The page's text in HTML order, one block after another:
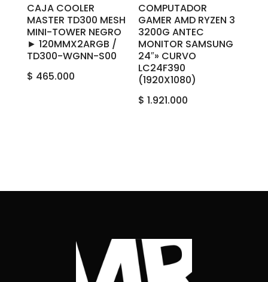
CAJA COOLER
MASTER TD300 ‎MESH
MINI-TOWER NEGRO
‎►‎ 120MM‎X‎2‎ARGB /‎
‎TD300-WGNN-S00
$ 465.000
COMPUTADOR
GAMER AMD RYZEN 3
3200G ANTEC
MONITOR SAMSUNG
24″» CURVO
LC24F390
(1920X1080)
$ 1.921.000